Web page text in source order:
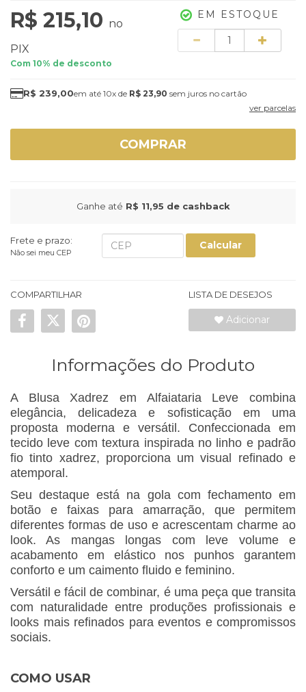
R$ 215,10 no
PIX
Com 10% de desconto
EM ESTOQUE
R$ 239,00 10x de R$ 23,90 sem juros
ver parcelas
COMPRAR
Ganhe até R$ 11,95 de cashback
Frete e prazo:
Não sei meu CEP
Calcular
COMPARTILHAR LISTA DE DESEJOS
Adicionar
Informações do Produto
A Blusa Xadrez em Alfaiataria Leve combina
elegância, delicadeza e sofisticação em uma
proposta moderna e versátil. Confeccionada em
tecido leve com textura inspirada no linho e padrão
fio tinto xadrez, proporciona um visual refinado e
atemporal.
Seu destaque está na gola com fechamento em
botão e faixas para amarração, que permitem
diferentes formas de uso e acrescentam charme ao
look. As mangas longas com leve volume e
acabamento em elástico nos punhos garantem
conforto e um caimento fluido e feminino.
Versátil e fácil de combinar, é uma peça que transita
com naturalidade entre produções profissionais e
looks mais refinados para eventos e compromissos
sociais.
COMO USAR